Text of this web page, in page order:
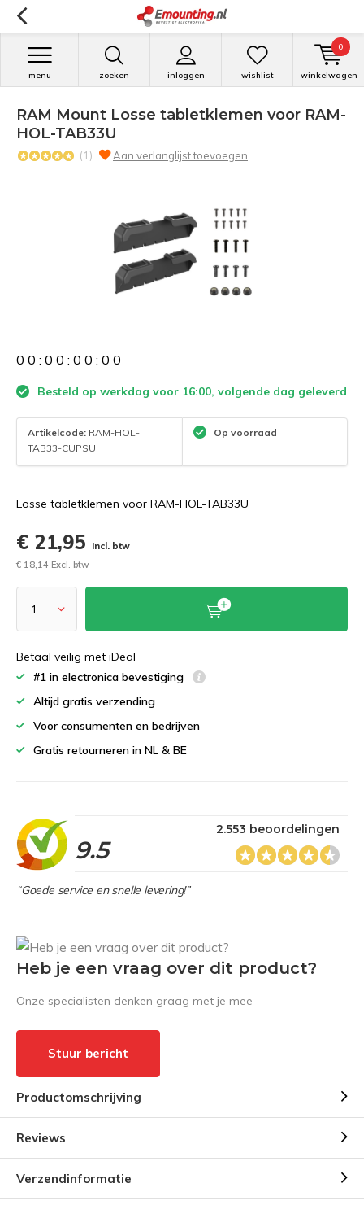
zoeken inloggen
menu wishlist winkelwagen
0
RAM Mount Losse tabletklemen voor RAM-
HOL-TAB33U
(1) Aan verlanglijst toevoegen
0 0 : 0 0 : 0 0 : 0 0
Besteld op werkdag voor 16:00, volgende dag geleverd
Artikelcode: RAM-HOL-
TAB33-CUPSU
Op voorraad
Losse tabletklemen voor RAM-HOL-TAB33U
€ 21,95
Incl. btw
€ 18,14 Excl. btw
Betaal veilig met iDeal
#1 in electronica bevestiging
Altijd gratis verzending
Voor consumenten en bedrijven
Gratis retourneren in NL & BE
9.5
2.553 beoordelingen
“Goede service en snelle levering!”
Heb je een vraag over dit product?
Onze specialisten denken graag met je mee
Stuur bericht
Productomschrijving
Reviews
Verzendinformatie